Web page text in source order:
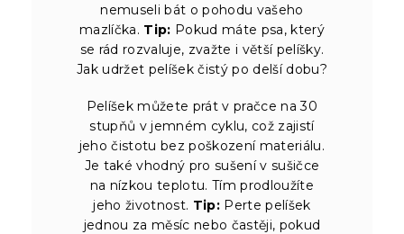
nemuseli bát o pohodu vašeho
mazlíčka. Tip: Pokud máte psa, který
se rád rozvaluje, zvažte i větší pelíšky.
Jak udržet pelíšek čistý po delší dobu?
Pelíšek můžete prát v pračce na 30
stupňů v jemném cyklu, což zajistí
jeho čistotu bez poškození materiálu.
Je také vhodný pro sušení v sušičce
na nízkou teplotu. Tím prodloužíte
jeho životnost. Tip: Perte pelíšek
jednou za měsíc nebo častěji, pokud